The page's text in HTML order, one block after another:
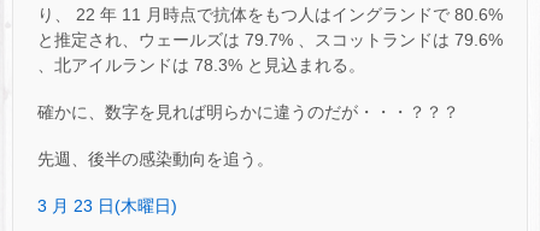
り、 22 年 11 月時点で抗体をもつ人はイングランドで 80.6%
と推定され、ウェールズは 79.7% 、スコットランドは 79.6%
、北アイルランドは 78.3% と見込まれる。
確かに、数字を見れば明らかに違うのだが・・・？？？
先週、後半の感染動向を追う。
3 月 23 日(木曜日)